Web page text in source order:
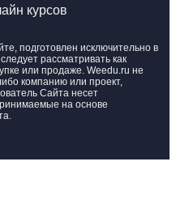
курсов
подготовлен исключительно в
рассматривать как
или продаже. Weedu.ru не
компанию или проект,
Сайта несет
на основе